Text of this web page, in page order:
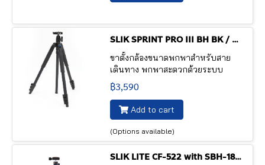
SLIK SPRINT PRO III BH BK / GM with SBH-100DQ ball head
ขาตั้งกล้องขนาดพกพาสำหรับสาย
เดินทาง พกพาสะดวกด้วยระบบ
R.F.M. (Rapid Flip Mehcanism) เพื่อ
การพับเก็บที่สั้นกระทัดรัดเหมาะกับ
การพกพาเดินทาง และการกางใช้
งานที่สะดวดรวดเร็ว
฿3,590
Add to cart
(Options available)
SLIK LITE CF-522 with SBH-180 DS ball head